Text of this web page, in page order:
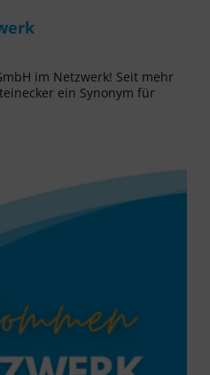
im Netzwerk! Seit mehr
ein Synonym für